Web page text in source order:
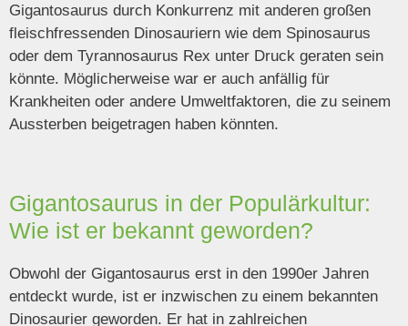
Gigantosaurus durch Konkurrenz mit anderen großen
fleischfressenden Dinosauriern wie dem Spinosaurus
oder dem Tyrannosaurus Rex unter Druck geraten sein
könnte. Möglicherweise war er auch anfällig für
Krankheiten oder andere Umweltfaktoren, die zu seinem
Aussterben beigetragen haben könnten.
Gigantosaurus in der Populärkultur:
Wie ist er bekannt geworden?
Obwohl der Gigantosaurus erst in den 1990er Jahren
entdeckt wurde, ist er inzwischen zu einem bekannten
Dinosaurier geworden. Er hat in zahlreichen